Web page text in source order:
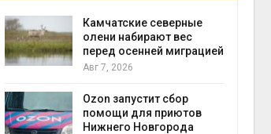
Камчатские северные
олени набирают вес
перед осенней миграцией
Авг 7, 2026
Ozon запустит сбор
помощи для приютов
Нижнего Новгорода